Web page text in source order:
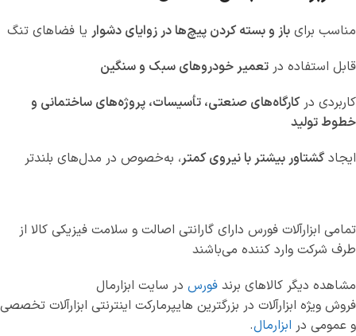
مناسب برای باز و بسته کردن پیچ‌ها در زوایای دشوار یا فضاهای تنگ
قابل استفاده در تعمیر خودروهای سبک و سنگین
کاربردی درکارگاه‌های صنعتی، تأسیسات، پروژه‌های ساختمانی و
خطوط تولید
ایجاد گشتاور بیشتر با نیروی کمتر، به‌خصوص در مدل‌های بلندتر
تمامی ابزارآلات فورس دارای گارانتی اصالت و سلامت فیزیکی کالا از
طرف شرکت وارد کننده می‌باشند
مشاهده دیگر کالاهای برند فورس در سایت ابزارمال
فروش ویژه ابزارآلات در بزرگترین هایپرمارکت اینترنتی ابزارآلات تخصصی
و عمومی در ابزارمال.